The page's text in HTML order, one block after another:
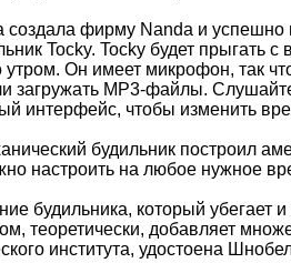
создала фирму Nanda и успешно
Tocky. Tocky будет прыгать
утром. Он имеет микрофон, так
загружать MP3-файлы.
интерфейс, чтобы изменить
будильник построил
настроить на любое нужное
будильника, который
теоретически, добавляет
института, удостоена